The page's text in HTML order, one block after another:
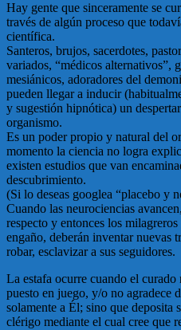
Hay gente que sinceramente se
través de algún proceso que
científica.
Santeros, brujos, sacerdotes,
variados, “médicos alternativos”,
mesiánicos, adoradores del
pueden llegar a inducir
y sugestión hipnótica) un
organismo.
Es un poder propio y natural del
momento la ciencia no logra
existen estudios que van
descubrimiento.
(Si lo deseas googlea “placebo y
Cuando las neurociencias
respecto y entonces los
engaño, deberán inventar nuevas
robar, esclavizar a sus seguidores.
La estafa ocurre cuando el
puesto en juego, y/o no agradece
solamente a Él; sino que deposita
clérigo mediante el cual cree que